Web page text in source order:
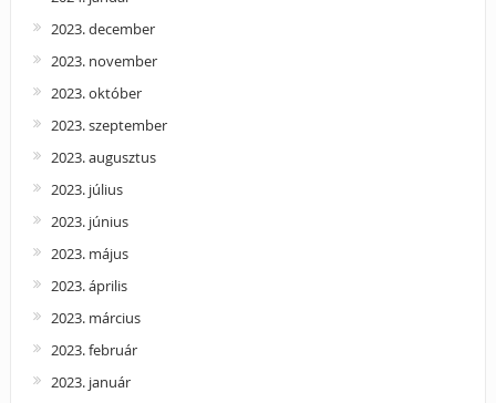
2023. december
2023. november
2023. október
2023. szeptember
2023. augusztus
2023. július
2023. június
2023. május
2023. április
2023. március
2023. február
2023. január